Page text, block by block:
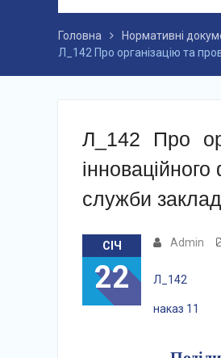
Головна Нормативні
Л_142 Про організацію та
Л_142 Про
служби
СІЧ
22
Admin
Л_142
наказ 11